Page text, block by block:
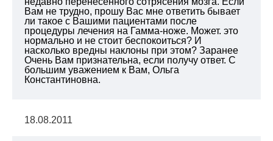
Вам не трудно, прошу Вас мне ответить бывает
ли такое с Вашими пациентами после
процедуры лечения на Гамма-ноже. Может. это
нормально и не стоит беспокоиться? И
насколько вредны наклоны при этом? Заранее
Очень Вам признательна, если получу ответ. С
большим уважением к Вам, Ольга
Константиновна.
18.08.2011